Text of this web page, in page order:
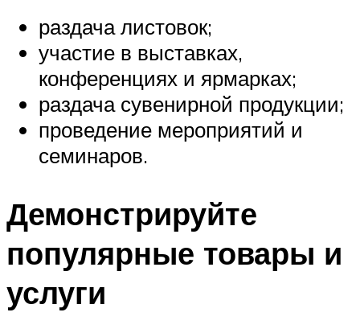
раздача листовок;
участие в выставках,
конференциях и ярмарках;
раздача сувенирной продукции;
проведение мероприятий и
семинаров.
Демонстрируйте
популярные товары и
услуги